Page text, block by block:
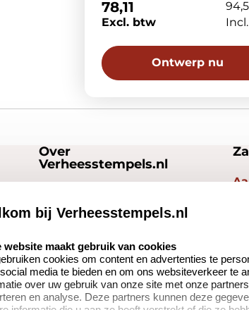
78,11
Excl. btw
Ontwerp nu
Over
Verheesstempels.nl
Bedrijfsgegevens
Onze vacatures
bij Verheesstempels.nl
website maakt gebruik van cookies
cookies om content en advertenties te
media te bieden en om ons websiteverkeer te
over uw gebruik van onze site met onze
en analyse. Deze partners kunnen deze